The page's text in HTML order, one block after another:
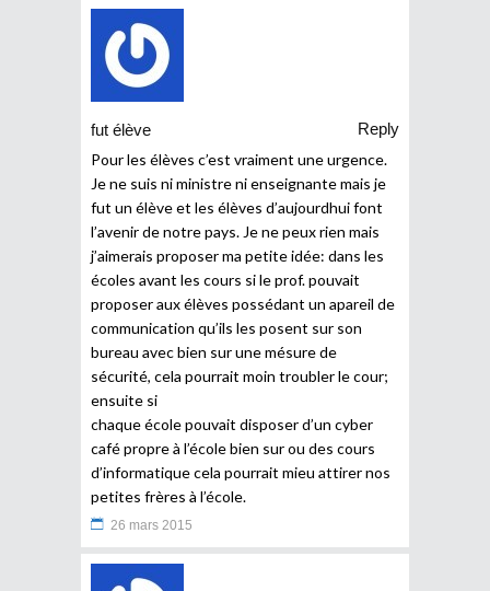
fut élève
Reply
Pour les élèves c’est vraiment une urgence.
Je ne suis ni ministre ni enseignante mais je
fut un élève et les élèves d’aujourdhui font
l’avenir de notre pays. Je ne peux rien mais
j’aimerais proposer ma petite idée: dans les
écoles avant les cours si le prof. pouvait
proposer aux élèves possédant un apareil de
communication qu’ils les posent sur son
bureau avec bien sur une mésure de
sécurité, cela pourrait moin troubler le cour;
ensuite si
chaque école pouvait disposer d’un cyber
café propre à l’école bien sur ou des cours
d’informatique cela pourrait mieu attirer nos
petites frères à l’école.
26 mars 2015